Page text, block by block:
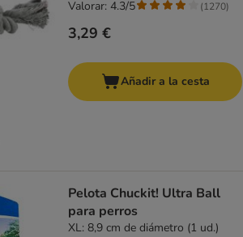
3,29 €
Valorar: 4.3/5 (1270)
Añadir a la cesta
Pelota Chuckit! Ultra Ball
para perros
XL: 8,9 cm de diámetro (1 ud.)